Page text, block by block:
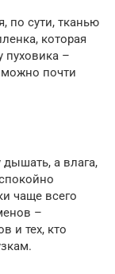
по сути, тканью
которая
пуховика –
почти
а влага,
чаще всего
–
и тех, кто